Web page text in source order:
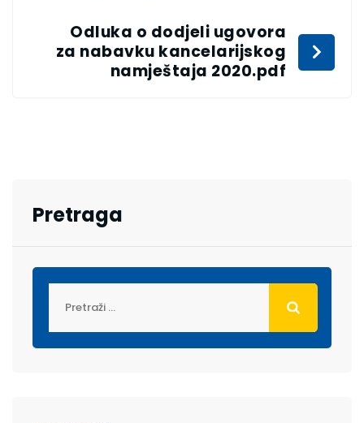
Odluka o dodjeli ugovora
za nabavku kancelarijskog
namještaja 2020.pdf
Pretraga